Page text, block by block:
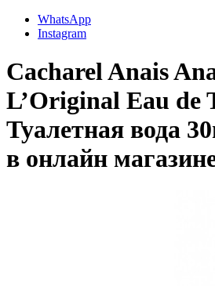
WhatsApp
Instagram
Cacharel Anais
L’Original Eau de
Туалетная вода
в онлайн